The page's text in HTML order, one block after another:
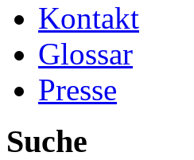
Kontakt
Glossar
Presse
Suche